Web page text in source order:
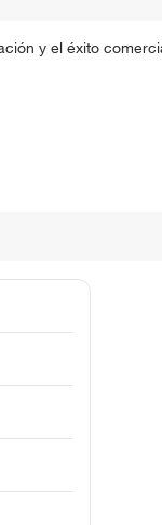
y el éxito